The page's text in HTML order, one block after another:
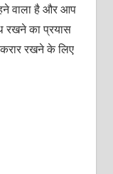
वाला है और आप
का प्रयास
रखने के लिए